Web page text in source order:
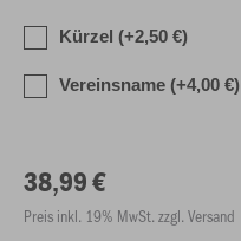
Kürzel (+2,50 €)
Vereinsname (+4,00 €)
38,99 €
Preis inkl. 19% MwSt. zzgl. Versand